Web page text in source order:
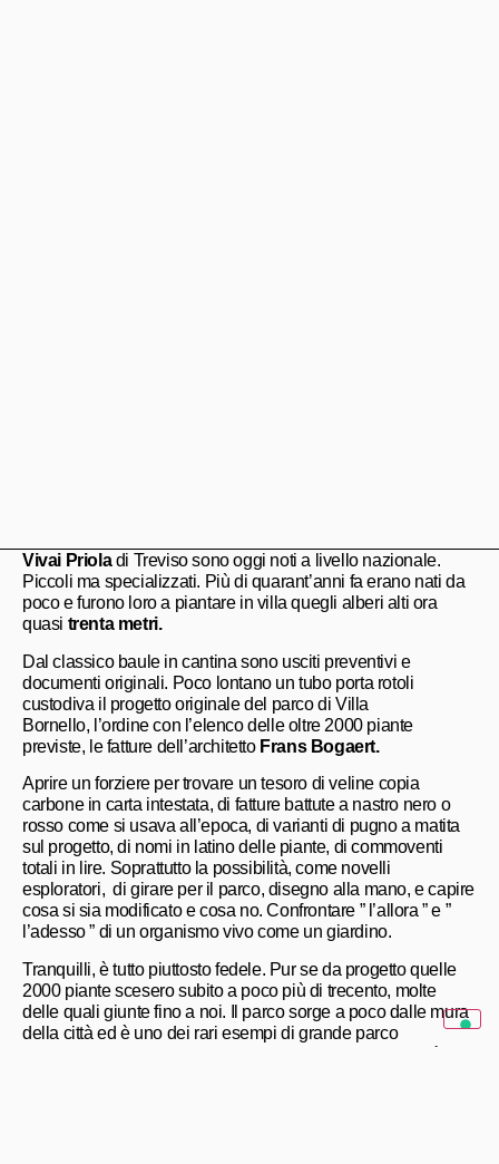
Vivai Prioladi Treviso sono oggi noti a livello nazionale.
Piccoli ma specializzati. Più di quarant’anni fa erano nati da
poco e furono loro a piantare in villa quegli alberi alti ora
quasi trenta metri.
Dal classico baule in cantina sono usciti preventivi e
documenti originali. Poco lontano un tubo porta rotoli
custodiva il progetto originale del parco di Villa
Bornello, l’ordine con l’elenco delle oltre 2000 piante
previste, le fatture dell’architetto Frans Bogaert.
Aprire un forziere per trovare un tesoro di veline copia
carbone in carta intestata, di fatture battute a nastro nero o
rosso come si usava all’epoca, di varianti di pugno a matita
sul progetto, di nomi in latino delle piante, di commoventi
totali in lire. Soprattutto la possibilità, come novelli
esploratori, di girare per il parco, disegno alla mano, e capire
cosa si sia modificato e cosa no. Confrontare ” l’allora ” e ”
l’adesso ” di un organismo vivo come un giardino.
Tranquilli, è tutto piuttosto fedele. Pur se da progetto quelle
2000 piante scesero subito a poco più di trecento, molte
delle quali giunte fino a noi. Il parco sorge a poco dalle mura
della città ed è uno dei rari esempi di grande parco